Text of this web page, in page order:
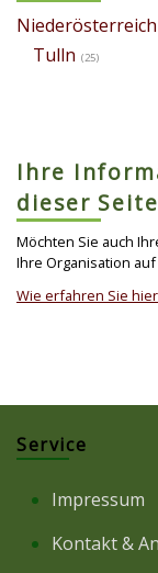
Niederösterreich
Tulln (25)
Ihre
dieser
Möchten Sie auch
Ihre Organisation
Wie erfahren Sie
Service
Impressum
Kontakt &